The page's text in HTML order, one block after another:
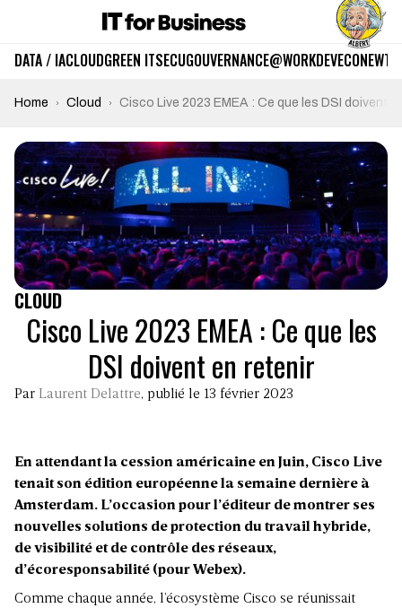
DATA / IACLOUDGREEN ITSECUGOUVERNANCE@WORKDEVECO
Home Cloud Cisco Live 2023 EMEA : Ce que les DSI doivent
CLOUD
Cisco Live 2023 EMEA : Ce que les
DSI doivent en retenir
Par Laurent Delattre, publié le 13 février 2023
En attendant la cession américaine en Juin, Cisco Live
tenait son édition européenne la semaine dernière à
Amsterdam. L’occasion pour l’éditeur de montrer ses
nouvelles solutions de protection du travail hybride,
de visibilité et de contrôle des réseaux,
d’écoresponsabilité (pour Webex).
Comme chaque année, l’écosystème Cisco se réunissait